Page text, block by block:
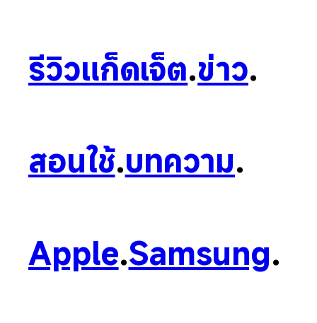
รีวิวแก็ดเจ็ต.ข่าว.
สอนใช้.บทความ.
Apple.Samsung.